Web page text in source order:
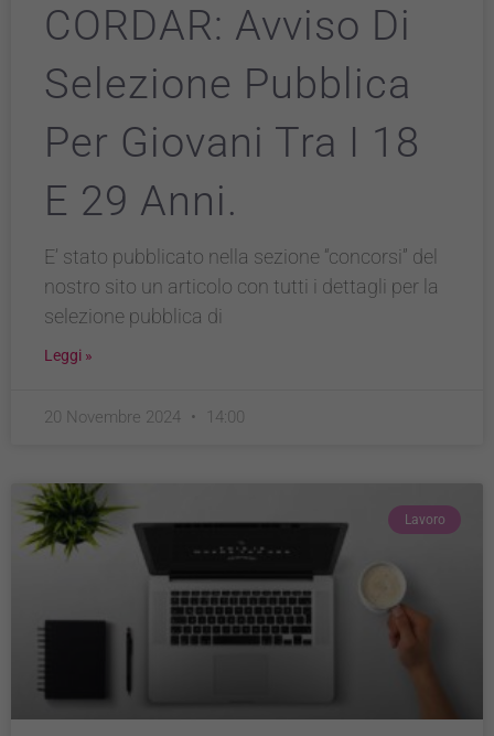
CORDAR: Avviso Di
Selezione Pubblica
Per Giovani Tra I 18
E 29 Anni.
E’ stato pubblicato nella sezione “concorsi” del
nostro sito un articolo con tutti i dettagli per la
selezione pubblica di
Leggi »
20 Novembre 2024 14:00
Lavoro